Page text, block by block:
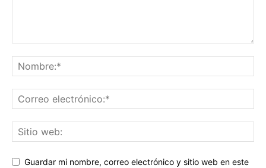
Guardar mi nombre, correo electrónico y sitio web en este